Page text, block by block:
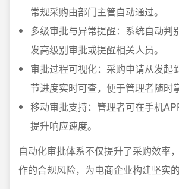
常规采购由部门主管自动通过。
多级审批与异常提醒：系统自动判
发高级别审批或提醒相关人员。
审批过程可视化：采购申请从发起
节进度实时可查，便于管理者随时
移动审批支持：管理者可在手机
提升响应速度。
自动化审批体系不仅提升了采购效率
作的合规风险，为电商企业构建坚实的